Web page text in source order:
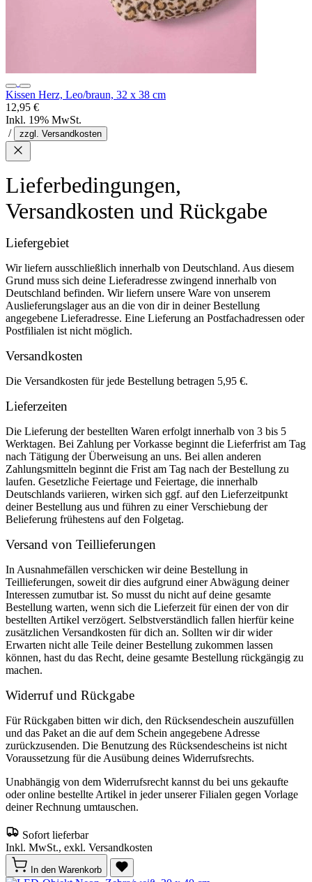
Kissen Herz, Leo/braun, 32 x 38 cm
12,95 €
Inkl. 19% MwSt.
/
zzgl. Versandkosten
Lieferbedingungen,
Versandkosten und Rückgabe
Liefergebiet
Wir liefern ausschließlich innerhalb von Deutschland. Aus diesem
Grund muss sich deine Lieferadresse zwingend innerhalb von
Deutschland befinden. Wir liefern unsere Ware von unserem
Auslieferungslager aus an die von dir in deiner Bestellung
angegebene Lieferadresse. Eine Lieferung an Postfachadressen oder
Postfilialen ist nicht möglich.
Versandkosten
Die Versandkosten für jede Bestellung betragen 5,95 €.
Lieferzeiten
Die Lieferung der bestellten Waren erfolgt innerhalb von 3 bis 5
Werktagen. Bei Zahlung per Vorkasse beginnt die Lieferfrist am Tag
nach Tätigung der Überweisung an uns. Bei allen anderen
Zahlungsmitteln beginnt die Frist am Tag nach der Bestellung zu
laufen. Gesetzliche Feiertage und Feiertage, die innerhalb
Deutschlands variieren, wirken sich ggf. auf den Lieferzeitpunkt
deiner Bestellung aus und führen zu einer Verschiebung der
Belieferung frühestens auf den Folgetag.
Versand von Teillieferungen
In Ausnahmefällen verschicken wir deine Bestellung in
Teillieferungen, soweit dir dies aufgrund einer Abwägung deiner
Interessen zumutbar ist. So musst du nicht auf deine gesamte
Bestellung warten, wenn sich die Lieferzeit für einen der von dir
bestellten Artikel verzögert. Selbstverständlich fallen hierfür keine
zusätzlichen Versandkosten für dich an. Sollten wir dir wider
Erwarten nicht alle Teile deiner Bestellung zukommen lassen
können, hast du das Recht, deine gesamte Bestellung rückgängig zu
machen.
Widerruf und Rückgabe
Für Rückgaben bitten wir dich, den Rücksendeschein auszufüllen
und das Paket an die auf dem Schein angegebene Adresse
zurückzusenden. Die Benutzung des Rücksendescheins ist nicht
Voraussetzung für die Ausübung deines Widerrufsrechts.
Unabhängig von dem Widerrufsrecht kannst du bei uns gekaufte
oder online bestellte Artikel in jeder unserer Filialen gegen Vorlage
deiner Rechnung umtauschen.
Sofort lieferbar
Inkl. MwSt., exkl. Versandkosten
In den Warenkorb